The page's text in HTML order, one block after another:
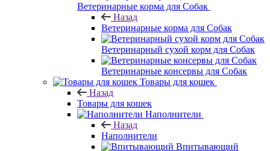
Ветеринарные корма для Собак
Назад
Ветеринарные корма для Собак
Ветеринарный сухой корм для Собак
Ветеринарные консервы для Собак
Товары для кошек
Назад
Товары для кошек
Наполнители
Назад
Наполнители
Впитывающий